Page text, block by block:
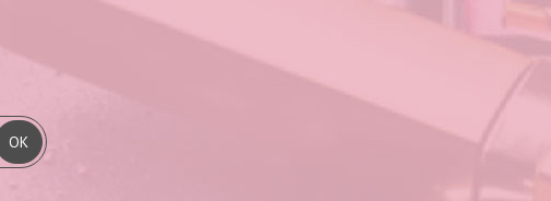
OK